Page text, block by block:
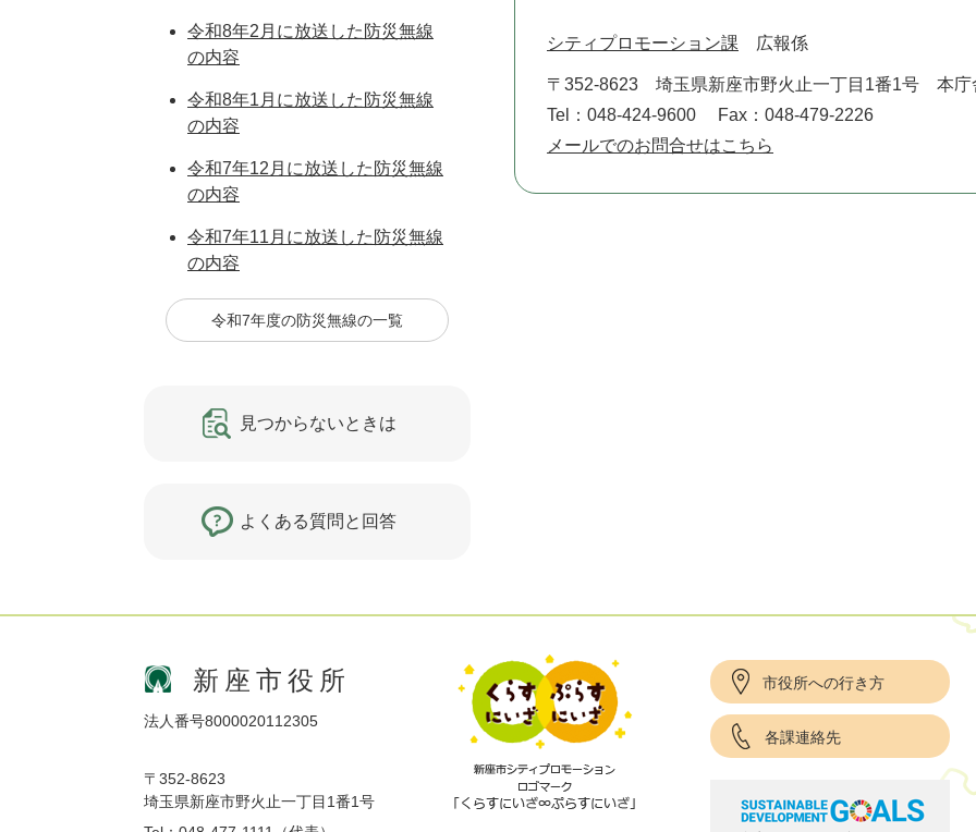
シティプロモーション課 広報係
〒352-8623
埼玉県新座市野火止一丁目1番1号 本庁
Tel：048-424-9600
Fax：048-479-2226
メールでのお問合せはこちら
令和8年2月に放送した防災無線
の内容
令和8年1月に放送した防災無線
の内容
令和7年12月に放送した防災無線
の内容
令和7年11月に放送した防災無線
の内容
令和7年度の防災無線の一覧
見つからないときは
よくある質問と回答
新座市役所
法人番号8000020112305
〒352-8623
埼玉県新座市野火止一丁目1番1号
市役所への行き方
各課連絡先